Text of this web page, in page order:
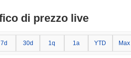
di prezzo live
7d 30d 1q 1a YTD Max